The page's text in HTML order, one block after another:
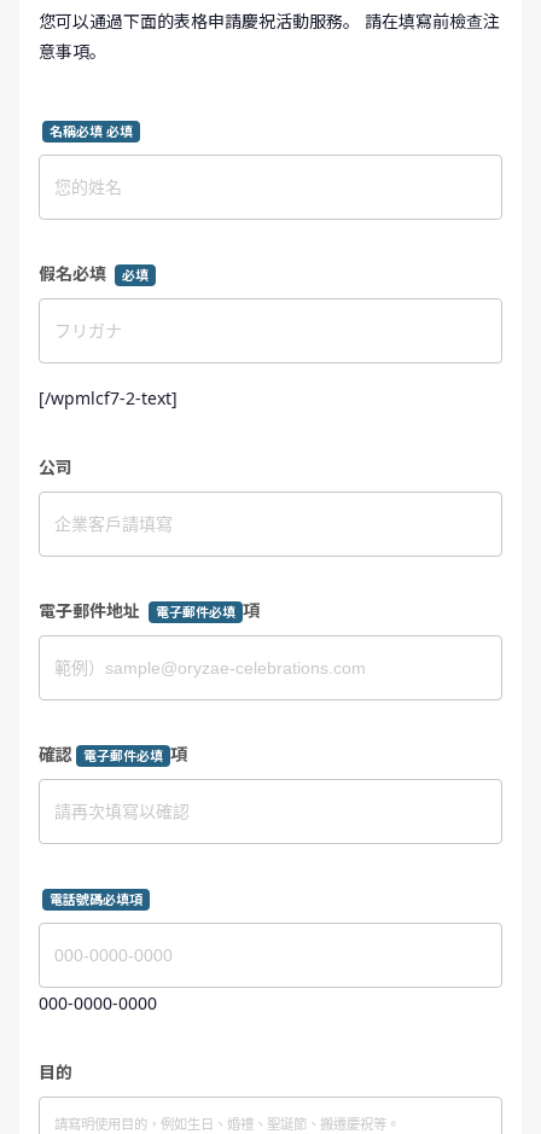
您可以通過下面的表格申請慶祝活動服務。 請在填寫前檢查注
意事項。
名稱必填 必填
假名必填 必填
[/wpmlcf7-2-text]
公司
電子郵件地址 電子郵件必填 項
確認 電子郵件必填 項
電話號碼必填項
000-0000-0000
目的